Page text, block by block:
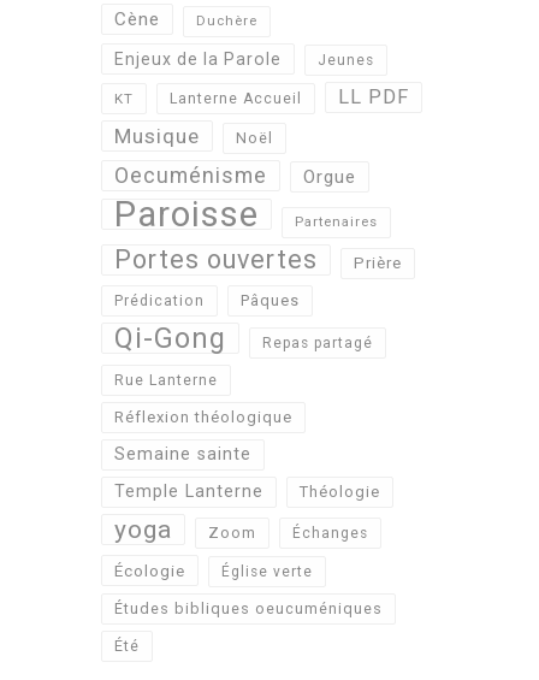
Cène Duchère
Enjeux de la Parole Jeunes
KT Lanterne Accueil LL PDF
Musique Noël
Oecuménisme Orgue
Paroisse Partenaires
Portes ouvertes Prière
Prédication Pâques
Qi-Gong Repas partagé
Rue Lanterne
Réflexion théologique
Semaine sainte
Temple Lanterne
Théologie
yoga Zoom Échanges
Écologie Église verte
Études bibliques oeucuméniques
Été